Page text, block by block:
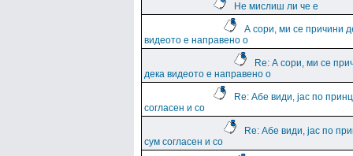
Не мислиш ли че е
А сори, ми се причини
видеото е направено о
Re: А сори, ми се
дека видеото е направено о
Re: Абе види, јас по
согласен и со
Re: Абе види, јас по
сум согласен и со